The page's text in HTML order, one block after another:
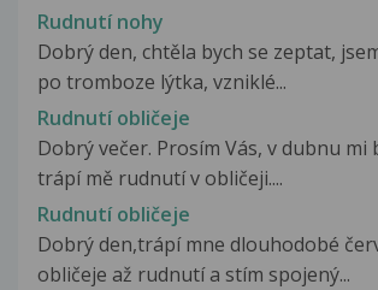
Rudnutí nohy
Dobrý den, chtěla bych se zeptat,
po tromboze lýtka, vzniklé...
Rudnutí obličeje
Dobrý večer. Prosím Vás, v dubnu mi
trápí mě rudnutí v obličeji....
Rudnutí obličeje
Dobrý den,trápí mne dlouhodobé
obličeje až rudnutí a stím spojený...